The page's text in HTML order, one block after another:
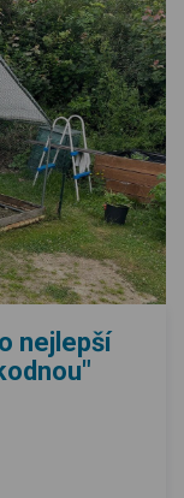
nejlepší